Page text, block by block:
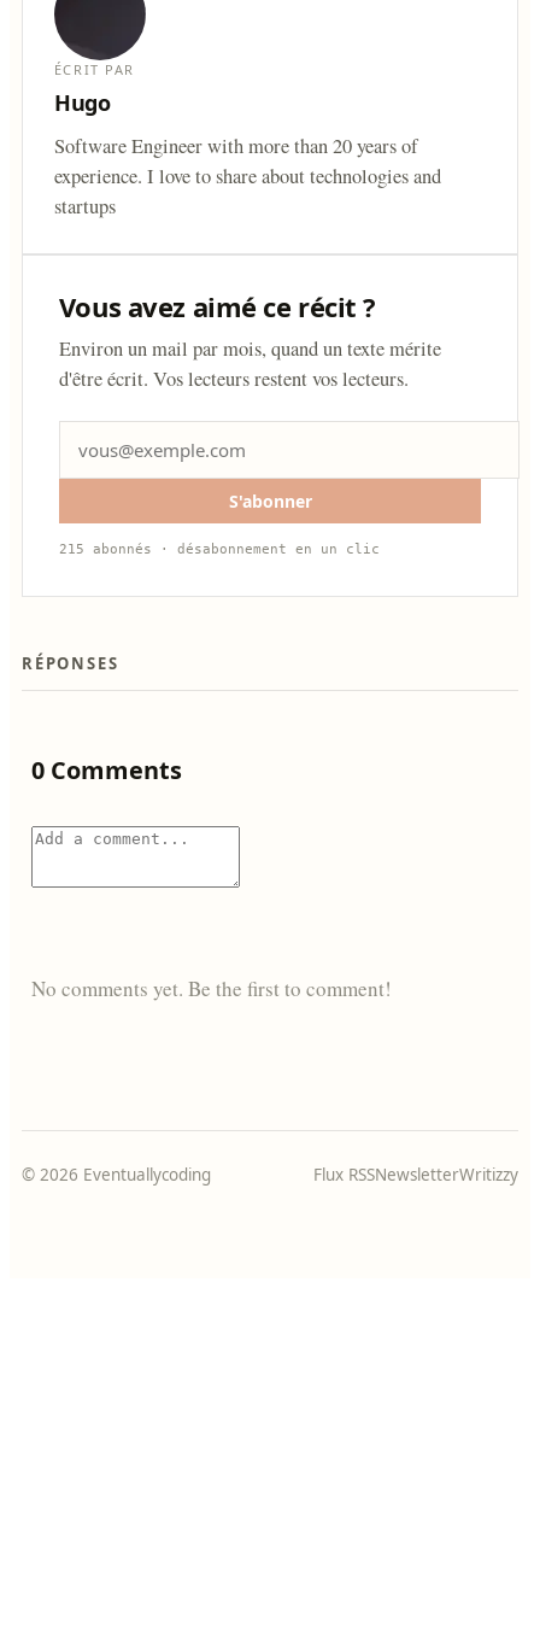
ÉCRIT PAR
Hugo
Software Engineer with more than 20 years of
experience. I love to share about technologies and
startups
Vous avez aimé ce récit ?
Environ un mail par mois, quand un texte mérite
d'être écrit. Vos lecteurs restent vos lecteurs.
S'abonner
215 abonnés · désabonnement en un clic
RÉPONSES
0 Comments
No comments yet. Be the first to comment!
© 2026 Eventuallycoding Flux RSSNewsletterWritizzy